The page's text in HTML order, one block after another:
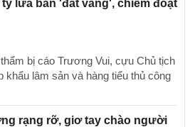
lừa bán 'đất vàng', chiếm đoạt
bị cáo Trương Vui, cựu Chủ tịch
khẩu lâm sản và hàng tiểu thủ công
rạng rỡ, giơ tay chào người